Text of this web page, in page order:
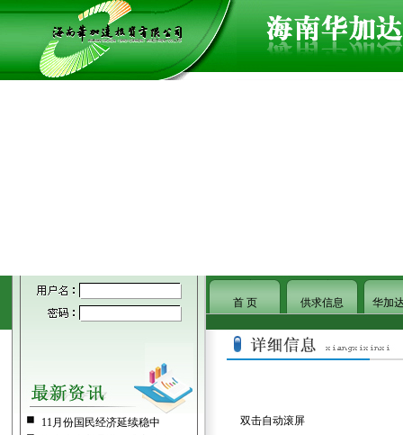
首 页 供求信息 华加
11月份国民经济延续稳中
双击自动滚屏